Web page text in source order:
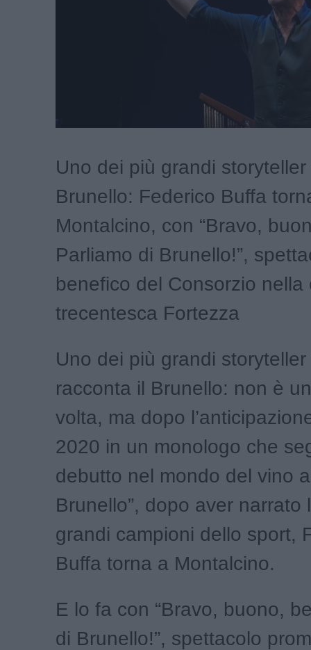
Uno dei più grandi
Brunello: Federico Buffa
Montalcino, con “Bravo,
Parliamo di Brunello!”,
benefico del Consorzio nella
trecentesca Fortezza
Uno dei più grandi
racconta il Brunello: non è
volta, ma dopo
2020 in un monologo che
debutto nel mondo del vino
Brunello”, dopo aver narrato
grandi campioni dello sport,
Buffa torna a Montalcino.
E lo fa con “Bravo, buono,
di Brunello!”, spettacolo